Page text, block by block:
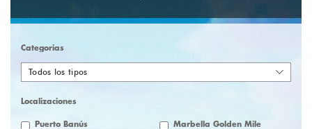
Categorias
Todos los tipos
Localizaciones
Puerto Banús Marbella Golden Mile